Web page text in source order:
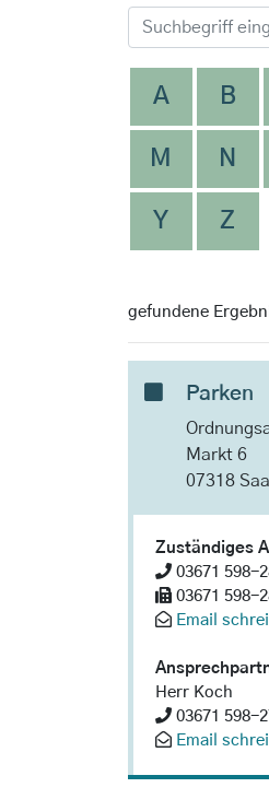
A B
M N
Y Z
gefundene
Parken
Markt 6
07318
Zuständiges
03671 598-
03671 598-
Email
Herr Koch
03671 598-
Email